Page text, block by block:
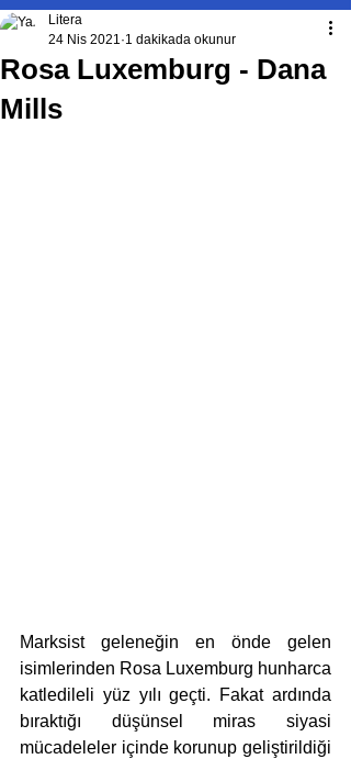
Rosa Luxemburg - Dana
Mills
Litera
24 Nis 2021 1 dakikada okunur
Marksist geleneğin en önde gelen
isimlerinden Rosa Luxemburg hunharca
katledileli yüz yılı geçti. Fakat ardında
bıraktığı düşünsel miras siyasi
mücadeleler içinde korunup geliştirildiği